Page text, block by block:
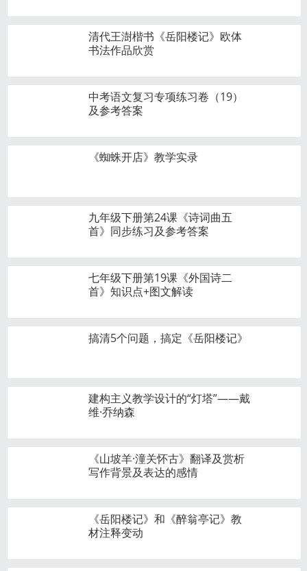
清代王澍楷书《岳阳楼记》欧体
书法作品欣赏
中考语文复习专项练习卷（19）
及参考答案
《蜘蛛开店》教学实录
九年级下册第24课《诗词曲五
首》同步练习及参考答案
七年级下册第19课《外国诗二
首》知识点+图文解读
搞清5个问题，搞定《岳阳楼记》
建构主义教学设计的“灯塔”——戴
维·乔纳森
《山坡羊·潼关怀古》翻译及赏析
写作背景及表达的感情
《岳阳楼记》和《醉翁亭记》教
材注释变动